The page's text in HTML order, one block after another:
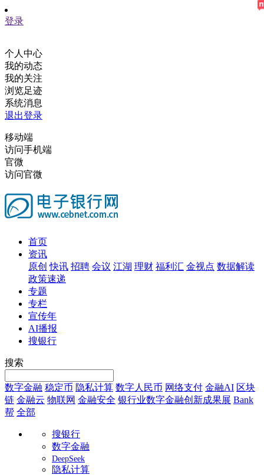
登录
个人中心
我的动态
我的关注
浏览足迹
系统消息
退出登录
移动端
访问手机端
官微
访问官微
首页
资讯
原创 快讯 招聘 会议 江湖 理财 福利汇 金视点 数据解读
政策速递
专题
专栏
宣传年
AI播报
搜银行
搜索
数字金融 稳定币 隐私计算 数字人民币 网络支付 金融AI 区块
链 金融云 物联网 金融安全 银行业数字金融创新成果展 Bank
帮 全部
搜银行
数字金融
DeepSeek
隐私计算